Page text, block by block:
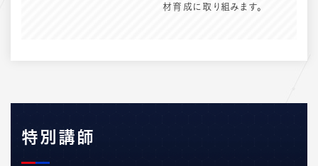
材育成に取り組みます。
特別講師